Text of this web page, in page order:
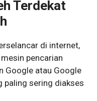
Terdekat
di internet,
pencarian
Google atau Google
paling sering diakses